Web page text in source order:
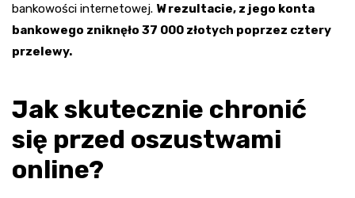
bankowości internetowej. W rezultacie, z jego konta
bankowego zniknęło 37 000 złotych poprzez cztery
przelewy.
Jak skutecznie chronić
się przed oszustwami
online?